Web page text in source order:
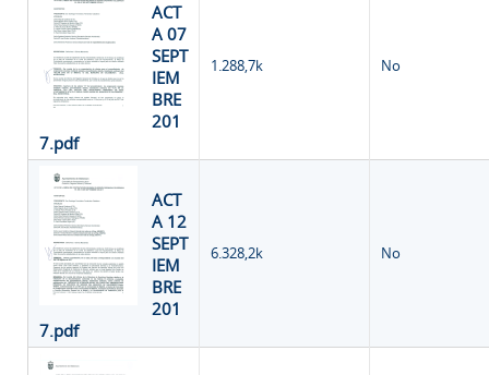
ACT
A 07
SEPT
IEM
BRE
201
7.pdf
1.288,7k No
ACT
A 12
SEPT
IEM
BRE
201
7.pdf
6.328,2k No